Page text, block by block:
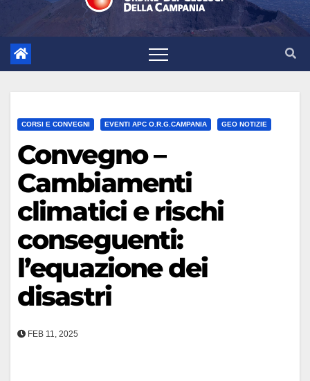
CORSI E CONVEGNI EVENTI APC O.R.G.CAMPANIA GEO NOTIZIE
Convegno –
Cambiamenti
climatici e rischi
conseguenti:
l’equazione dei
disastri
FEB 11, 2025